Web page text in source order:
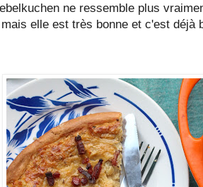
ne ressemble plus
elle est très bonne et c'est déjà